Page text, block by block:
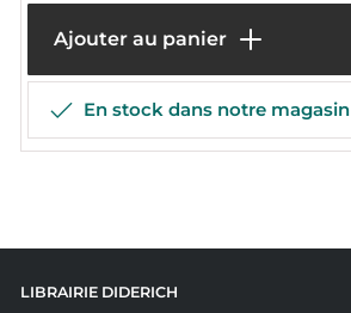
Ajouter au panier
En stock dans notre magasin
LIBRAIRIE DIDERICH